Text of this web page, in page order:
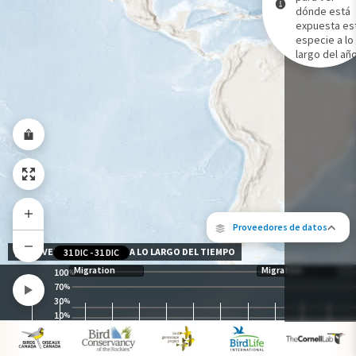
Proveedores de datos
Los siguientes socios contribuyeron
Gama de especies por estación
Gama de verano
Rango de invierno
Rango a lo largo del año
dónde está
expuesta
especie a lo
largo del
100%
70%
30%
10%
Migration Migration
31 DIC -31 DIC
NIVEL DE EXPOSICIÓN A LO LARGO DEL TIEMPO